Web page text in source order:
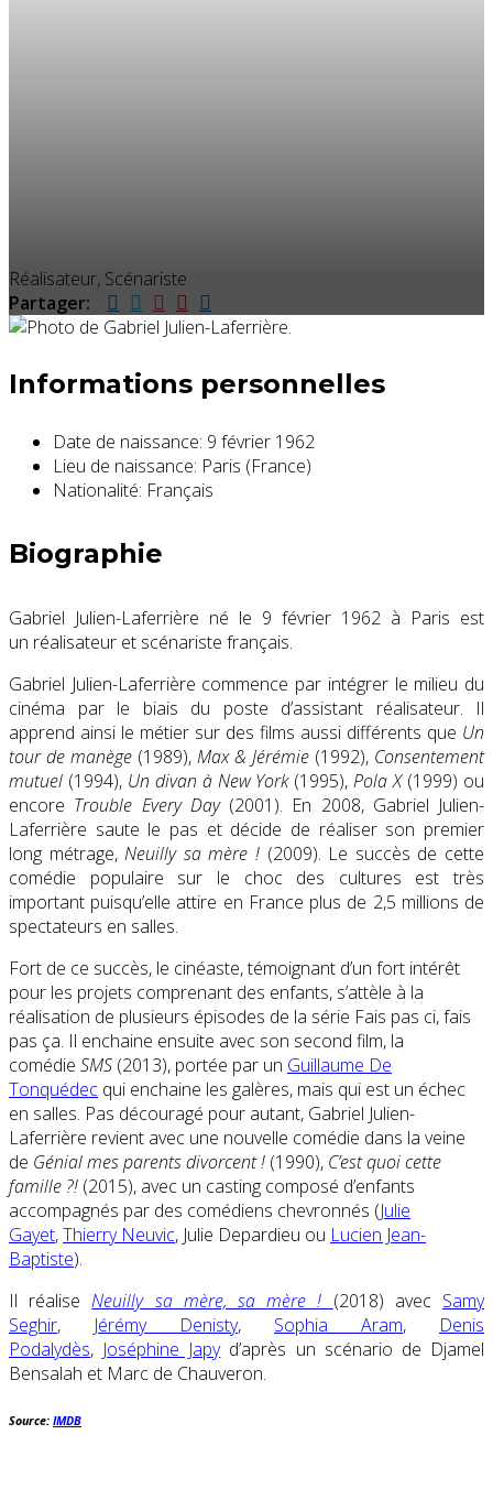
Réalisateur, Scénariste
Partager:
Informations personnelles
Date de naissance: 9 février 1962
Lieu de naissance: Paris (France)
Nationalité: Français
Biographie
Gabriel Julien-Laferrière né le 9 février 1962 à Paris est
un réalisateur et scénariste français.
Gabriel Julien-Laferrière commence par intégrer le milieu du
cinéma par le biais du poste d’assistant réalisateur. Il
apprend ainsi le métier sur des films aussi différents que Un
tour de manège (1989), Max & Jérémie (1992), Consentement
mutuel (1994), Un divan à New York(1995),Pola X(1999) ou
encore Trouble Every Day(2001). En 2008, Gabriel Julien-
Laferrière saute le pas et décide de réaliser son premier
long métrage,Neuilly sa mère ! (2009). Le succès de cette
comédie populaire sur le choc des cultures est très
important puisqu’elle attire en France plus de 2,5 millions de
spectateurs en salles.
Fort de ce succès, le cinéaste, témoignant d’un fort intérêt
pour les projets comprenant des enfants, s’attèle à la
réalisation de plusieurs épisodes de la série Fais pas ci, fais
pas ça. Il enchaine ensuite avec son second film, la
comédie SMS (2013), portée par un Guillaume De
Tonquédec qui enchaine les galères, mais qui est un échec
en salles. Pas découragé pour autant, Gabriel Julien-
Laferrière revient avec une nouvelle comédie dans la veine
de Génial mes parents divorcent ! (1990), C’est quoi cette
famille ?! (2015), avec un casting composé d’enfants
accompagnés par des comédiens chevronnés (Julie
Gayet,Thierry Neuvic, Julie Depardieu ou Lucien Jean-
Baptiste).
Il réaliseNeuilly sa mère, sa mère ! (2018) avec Samy
Seghir, Jérémy Denisty, Sophia Aram, Denis
Podalydès, Joséphine Japyd’après un scénario de Djamel
Bensalah et Marc de Chauveron.
Source: IMDB